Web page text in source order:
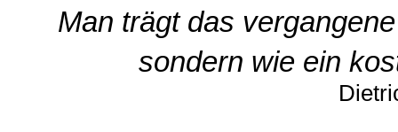
Man trägt das
sondern wie ein